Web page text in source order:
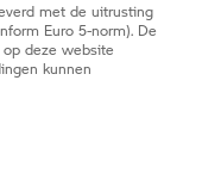
met de uitrusting
Euro 5-norm). De
deze website
kunnen